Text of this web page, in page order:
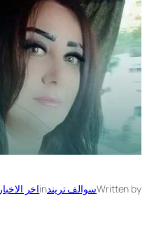
Written byسوالف تريندinاخر الاخبار